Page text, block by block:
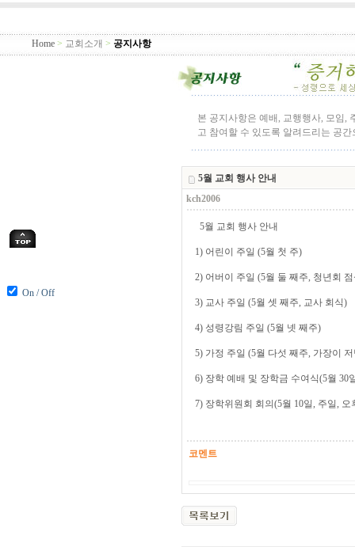
On / Off
Home > 교회소개 > 공지사항
본 공지사항은 예배, 교행행사, 모임,
고 참여할 수 있도록 알려드리는 공
5월 교회 행사 안내
kch2006
5월 교회 행사 안내
1) 어린이 주일 (5월 첫 주)
2) 어버이 주일 (5월 둘 째주, 청년회
3) 교사 주일 (5월 셋 째주, 교사 회식)
4) 성령강림 주일 (5월 넷 째주)
5) 가정 주일 (5월 다섯 째주, 가장이
6) 장학 예배 및 장학금 수여식(5월 30
7) 장학위원회 회의(5월 10일, 주일, 오
코멘트